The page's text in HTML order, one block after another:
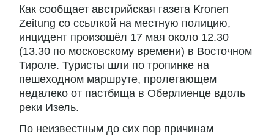
Как сообщает австрийская газета Kronen
Zeitung со ссылкой на местную полицию,
инцидент произошёл 17 мая около 12.30
(13.30 по московскому времени) в Восточном
Тироле. Туристы шли по тропинке на
пешеходном маршруте, пролегающем
недалеко от пастбища в Оберлиенце вдоль
реки Изель.
По неизвестным до сих пор причинам